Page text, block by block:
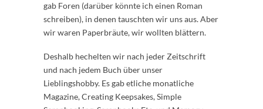
gab Foren (darüber könnte ich einen Roman
schreiben), in denen tauschten wir uns aus. Aber
wir waren Paperbräute, wir wollten blättern.
Deshalb hechelten wir nach jeder Zeitschrift
und nach jedem Buch über unser
Lieblingshobby. Es gab etliche monatliche
Magazine, Creating Keepsakes, Simple